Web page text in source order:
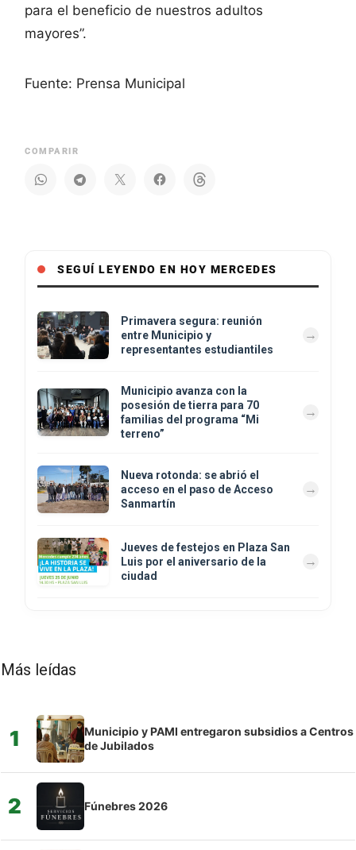
para el beneficio de nuestros adultos
mayores”.
Fuente: Prensa Municipal
COMPARIR
SEGUÍ LEYENDO EN HOY MERCEDES
Primavera segura: reunión
entre Municipio y
representantes estudiantiles
Municipio avanza con la
posesión de tierra para 70
familias del programa “Mi
terreno”
Nueva rotonda: se abrió el
acceso en el paso de Acceso
Sanmartín
Jueves de festejos en Plaza San
Luis por el aniversario de la
ciudad
Más leídas
1
Municipio y PAMI entregaron subsidios a Centros
de Jubilados
2 Fúnebres 2026